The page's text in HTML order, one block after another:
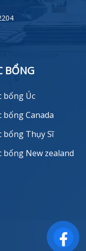
BỔNG
bổng Úc
bổng Canada
bổng Thụy Sĩ
bổng New zealand